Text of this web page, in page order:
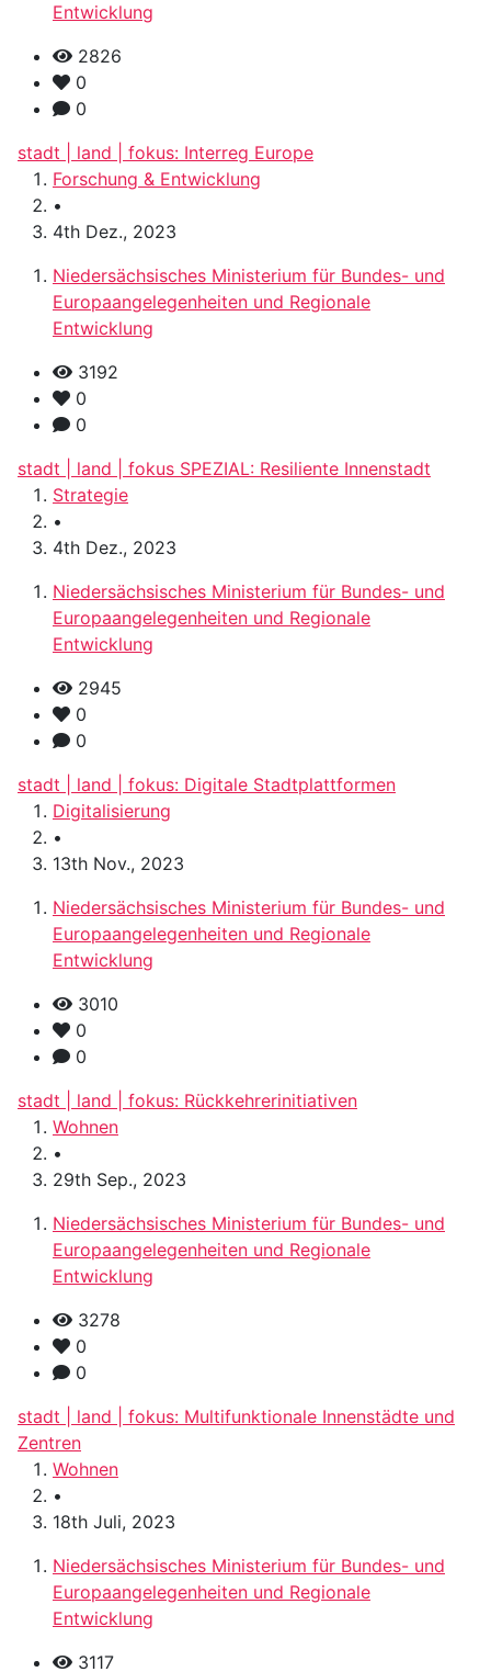
Entwicklung
2826
0
0
stadt | land | fokus: Interreg Europe
Forschung & Entwicklung
•
4th Dez., 2023
Niedersächsisches Ministerium für Bundes- und
Europaangelegenheiten und Regionale
Entwicklung
3192
0
0
stadt | land | fokus SPEZIAL: Resiliente Innenstadt
Strategie
•
4th Dez., 2023
Niedersächsisches Ministerium für Bundes- und
Europaangelegenheiten und Regionale
Entwicklung
2945
0
0
stadt | land | fokus: Digitale Stadtplattformen
Digitalisierung
•
13th Nov., 2023
Niedersächsisches Ministerium für Bundes- und
Europaangelegenheiten und Regionale
Entwicklung
3010
0
0
stadt | land | fokus: Rückkehrerinitiativen
Wohnen
•
29th Sep., 2023
Niedersächsisches Ministerium für Bundes- und
Europaangelegenheiten und Regionale
Entwicklung
3278
0
0
stadt | land | fokus: Multifunktionale Innenstädte und
Zentren
Wohnen
•
18th Juli, 2023
Niedersächsisches Ministerium für Bundes- und
Europaangelegenheiten und Regionale
Entwicklung
3117